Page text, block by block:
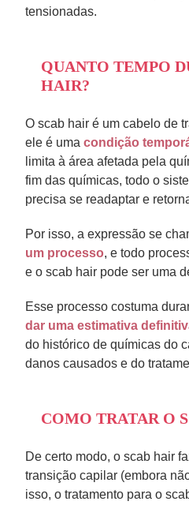
tensionadas.
QUANTO TEMPO
HAIR?
O scab hair é um cabelo de
ele é uma condição
limita à área afetada pela
fim das químicas, todo o
precisa se readaptar e
Por isso, a expressão se
um processo, e todo
e o scab hair pode ser uma
Esse processo costuma
dar uma estimativa
do histórico de químicas do
danos causados e do
COMO TRATAR O
De certo modo, o scab hair
transição capilar (embora
isso, o tratamento para o